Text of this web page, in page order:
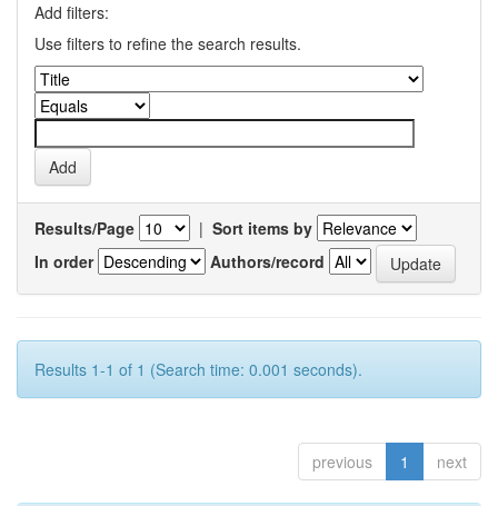
Add filters:
Use filters to refine the search results.
Results/Page | Sort items by
In order
Authors/record
Results 1-1 of 1 (Search time: 0.001 seconds).
previous 1 next